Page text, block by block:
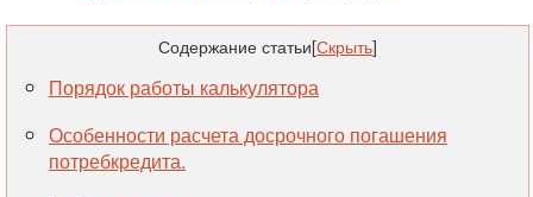
Содержание статьи[Скрыть]
Порядок работы калькулятора
Особенности расчета досрочного погашения
потребкредита.